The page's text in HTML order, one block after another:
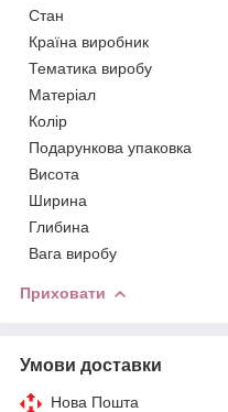
Стан
Країна виробник
Тематика виробу
Матеріал
Колір
Подарункова упаковка
Висота
Ширина
Глибина
Вага виробу
Приховати
Умови доставки
Нова Пошта